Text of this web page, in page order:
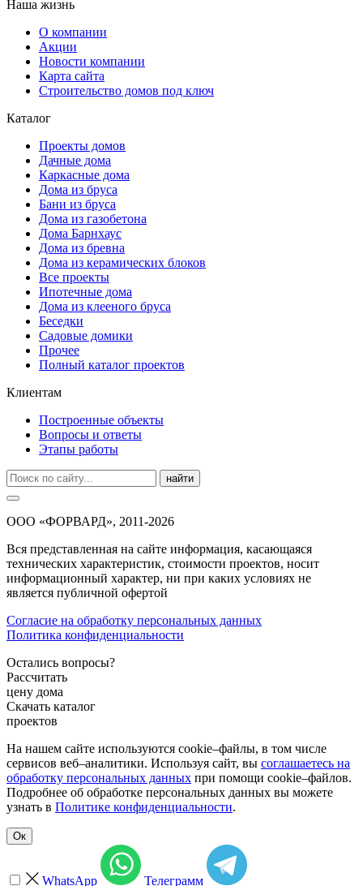
Наша жизнь
О компании
Акции
Новости компании
Карта сайта
Строительство домов под ключ
Каталог
Проекты домов
Дачные дома
Каркасные дома
Дома из бруса
Бани из бруса
Дома из газобетона
Дома Барнхаус
Дома из бревна
Дома из керамических блоков
Все проекты
Ипотечные дома
Дома из клееного бруса
Беседки
Садовые домики
Прочее
Полный каталог проектов
Клиентам
Построенные объекты
Вопросы и ответы
Этапы работы
найти
ООО «ФОРВАРД», 2011-2026
Вся представленная на сайте информация, касающаяся
технических характеристик, стоимости проектов, носит
информационный характер, ни при каких условиях не
является публичной офертой
Согласие на обработку персональных данных
Политика конфиденциальности
Остались вопросы?
Рассчитать
цену дома
Скачать каталог
проектов
На нашем сайте используются cookie–файлы, в том числе
сервисов веб–аналитики. Используя сайт, вы соглашаетесь на
обработку персональных данных при помощи cookie–файлов.
Подробнее об обработке персональных данных вы можете
узнать в Политике конфиденциальности.
Ок
WhatsApp Телеграмм